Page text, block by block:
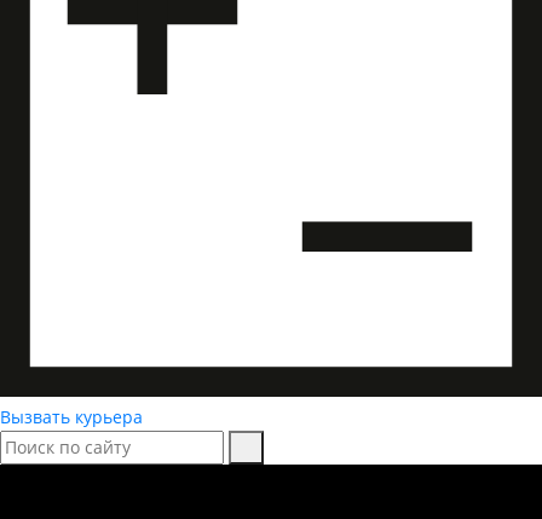
Вызвать курьера